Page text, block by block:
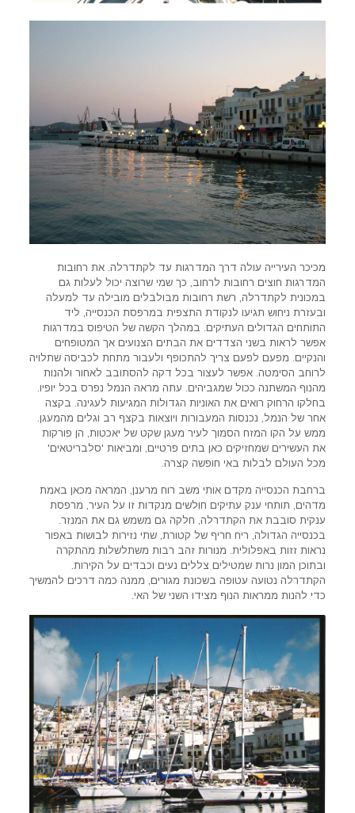
מכיכר העירייה עולה דרך המדרגות עד לקתדרלה. את רחובות
המדרגות חוצים רחובות לרחוב, כך שמי שרוצה יכול לעלות גם
במכונית לקתדרלה, רשת רחובות מבולבלים מובילה עד למעלה
ובעזרת ניחוש תגיעו לנקודת התצפית במרפסת הכנסייה, ליד
התותחים הגדולים העתיקים. במהלך הקשה של הטיפוס במדרגות
אפשר לראות בשני הצדדים את הבתים הצנועים אך המטופחים
והנקיים. מפעם לפעם צריך להתכופף ולעבור מתחת לכביסה שתלויה
לרוחב הסימטה. אפשר לעצור בכל דקה להסתובב לאחור ולהנות
מהנוף המשתנה ככול שמגביהים. עתה מראה הנמל נפרס בכל יופיו.
בחלקו הרחוק רואים את האוניות הגדולות המגיעות לעגינה. בקצה
אחר של הנמל, נכנסות המעבורות ויוצאות בקצף רב וגלים מהמעגן.
ממש על הקו המזח הסמוך לעיר מעגן שקט של יאכטות, הן פורקות
את העשירים שמחזיקים כאן בתים פרטיים, ומביאות 'סלבריטאים'
מכל העולם לבלות באי חופשה קצרה.
ברחבת הכנסייה מקדם אותי משב רוח מרענן, המראה מכאן באמת
מדהים, תותחי ענק עתיקים חולשים מנקדות זו על העיר, מרפסת
ענקית סובבת את הקתדרלה, חלקה גם משמש גם את המנזר.
בכנסייה הגדולה, ריח חריף של קטורת, שתי נזירות לבושות באפור
נראות זזות באפלולית. מנורות זהב רבות משתלשלות מהתקרה
ובתוכן המון נרות שמטילים צללים נעים וכבדים על הקירות.
הקתדרלה נטועה עטופה בשכונת מגורים, ממנה כמה דרכים להמשיך
כדי להנות ממראות הנוף מצידו השני של האי.